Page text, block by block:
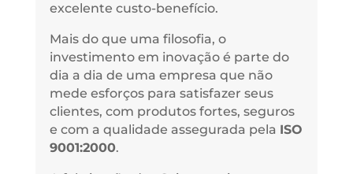
excelente custo-benefício.
Mais do que uma filosofia, o
investimento em inovação é parte do
dia a dia de uma empresa que não
mede esforços para satisfazer seus
clientes, com produtos fortes, seguros
e com a qualidade assegurada pela ISO
9001:2000.